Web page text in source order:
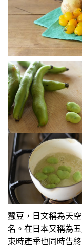
蠶豆，日文稱為天
名。在日本又稱為
束時產季也同時告